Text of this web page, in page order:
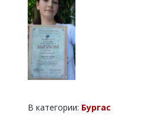
коментар,
сигнализирайте
В категории: Бургас